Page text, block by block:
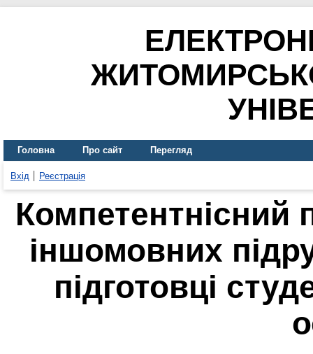
Головна Про сайт Перегляд
Вхід Реєстрація
Компетентнісний
іншомовних
підготовці